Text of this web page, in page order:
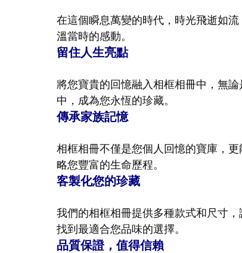
在這個瞬息萬變的時代，時光飛逝如
溫當時的感動。
留住人生亮點
將您寶貴的回憶融入相框相冊中，無
中，成為您永恆的珍藏。
傳承家族記憶
相框相冊不僅是您個人回憶的寶庫，
略您豐富的生命歷程。
客製化您的珍藏
我們的相框相冊提供多種款式和尺寸
找到最適合您品味的選擇。
品質保證，值得信賴